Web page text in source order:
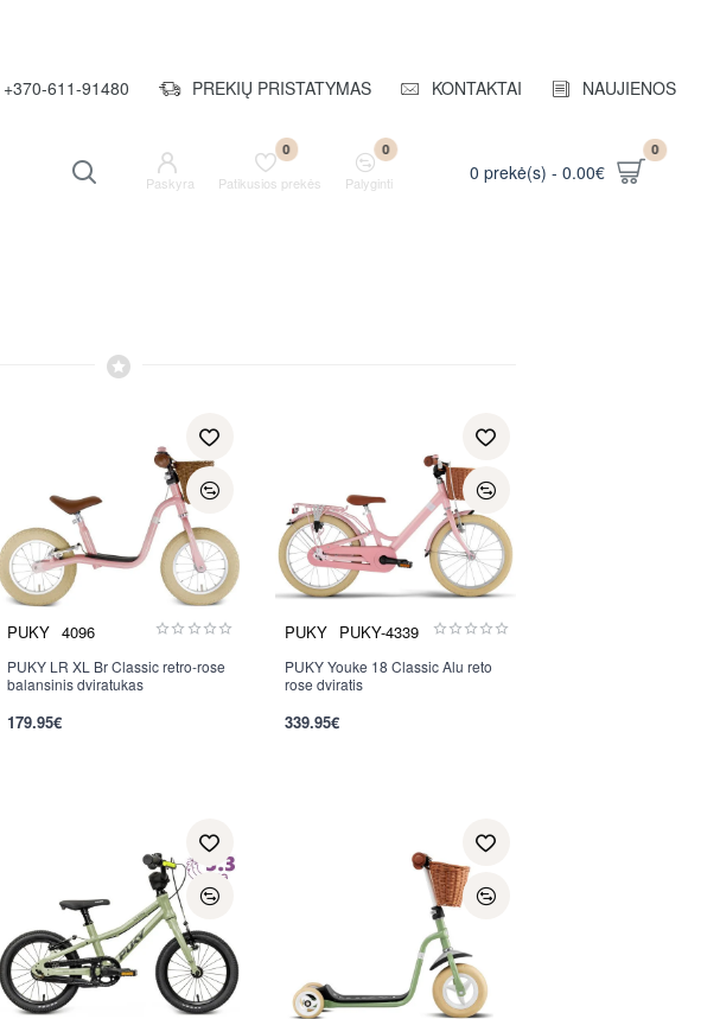
+370-611-91480 PREKIŲ PRISTATYMAS KONTAKTAI NAUJIENOS
Paskyra Patikusios prekės
0
Palyginti
0
0 prekė(s) - 0.00€
0
PUKY 4096
PUKY LR XL Br Classic retro-rose
balansinis dviratukas
179.95€
Nauja
PUKY PUKY-4339
PUKY Youke 18 Classic Alu reto
rose dviratis
339.95€